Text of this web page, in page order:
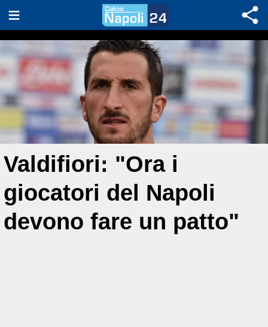
Valdifiori: "Ora i
giocatori del Napoli
devono fare un patto"